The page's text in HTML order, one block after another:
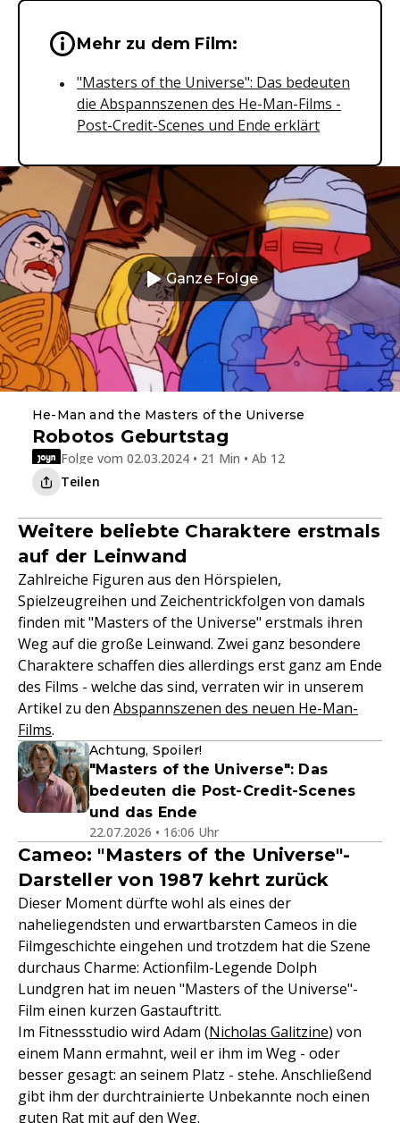
Wichtige Hinweise &
Mehr zu dem Film:
"Masters of the Universe": Das bedeuten
die Abspannszenen des He-Man-Films -
Post-Credit-Scenes und Ende erklärt
Ganze Folge
He-Man and the Masters of the Universe
Robotos Geburtstag
Folge vom 02.03.2024 • 21 Min • Ab 12
Teilen
Weitere beliebte Charaktere erstmals
auf der Leinwand
Zahlreiche Figuren aus den Hörspielen,
Spielzeugreihen und Zeichentrickfolgen von damals
finden mit "Masters of the Universe" erstmals ihren
Weg auf die große Leinwand. Zwei ganz besondere
Charaktere schaffen dies allerdings erst ganz am Ende
des Films - welche das sind, verraten wir in unserem
Artikel zu den Abspannszenen des neuen He-Man-
Films.
Achtung, Spoiler!
"Masters of the Universe": Das
bedeuten die Post-Credit-Scenes
und das Ende
22.07.2026 • 16:06 Uhr
Cameo: "Masters of the Universe"-
Darsteller von 1987 kehrt zurück
Dieser Moment dürfte wohl als eines der
naheliegendsten und erwartbarsten Cameos in die
Filmgeschichte eingehen und trotzdem hat die Szene
durchaus Charme: Actionfilm-Legende Dolph
Lundgren hat im neuen "Masters of the Universe"-
Film einen kurzen Gastauftritt.
Im Fitnessstudio wird Adam (Nicholas Galitzine) von
einem Mann ermahnt, weil er ihm im Weg - oder
besser gesagt: an seinem Platz - stehe. Anschließend
gibt ihm der durchtrainierte Unbekannte noch einen
guten Rat mit auf den Weg.